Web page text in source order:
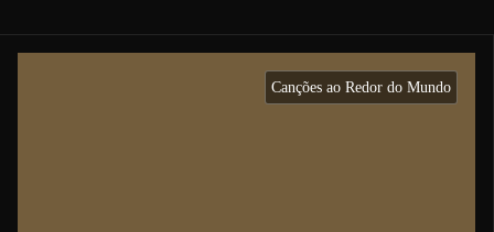
Canções ao Redor do Mundo